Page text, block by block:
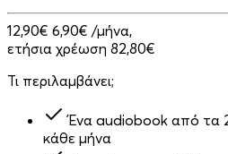
12,90€ 6,90€ /μήνα,
ετήσια χρέωση 82,80€
Τι περιλαμβάνει;
Ένα audiobook από τα
κάθε μήνα